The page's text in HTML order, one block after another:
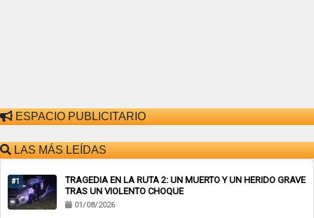
ESPACIO PUBLICITARIO
LAS MÁS LEÍDAS
#1
TRAGEDIA EN LA RUTA 2: UN MUERTO Y UN HERIDO GRAVE
TRAS UN VIOLENTO CHOQUE
01/08/2026